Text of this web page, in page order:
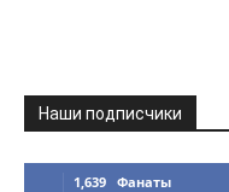
Наши подписчики
1,639 Фанаты